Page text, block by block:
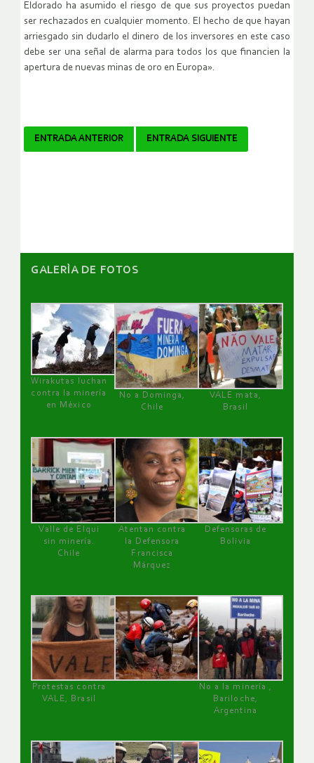
Eldorado ha asumido el riesgo de que sus proyectos puedan
ser rechazados en cualquier momento. El hecho de que hayan
arriesgado sin dudarlo el dinero de los inversores en este caso
debe ser una señal de alarma para todos los que financien la
apertura de nuevas minas de oro en Europa».
Navegador
ENTRADA ANTERIOR ENTRADA SIGUIENTE
GALERÌA DE FOTOS
Wirakutas luchan
contra la minería
en México
No a Dominga,
Chile
VALE mata,
Brasil
Valle de Elqui
sin minería.
Chile
Atentan contra
la Defensora
Francisca
Márquez
Defensoras de
Bolivia
Protestas contra
VALE, Brasil
No a la minería ,
Bariloche,
Argentina